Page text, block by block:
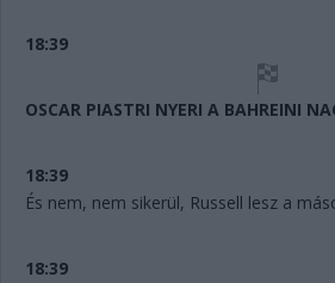
18:39
OSCAR PIASTRI NYERI A BAHREINI
18:39
És nem, nem sikerül, Russell lesz a
18:39